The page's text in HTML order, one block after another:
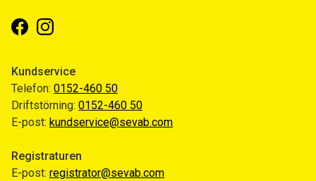
FacebookInstagram
Kundservice
Telefon: 0152-460 50
Driftstörning: 0152-460 50
E-post: kundservice@sevab.com
Registraturen
E-post: registrator@sevab.com